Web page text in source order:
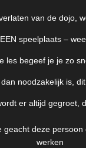
van de dojo,
speelplaats –
les begeef je je zo
noodzakelijk is,
er altijd
deze
werken